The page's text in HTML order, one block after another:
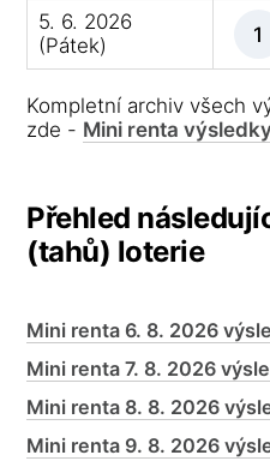
5. 6. 2026
(Pátek)
1
Kompletní archiv všech
zde - Mini renta
Přehled
(tahů) loterie
Mini renta 6. 8. 2026
Mini renta 7. 8. 2026
Mini renta 8. 8. 2026
Mini renta 9. 8. 2026